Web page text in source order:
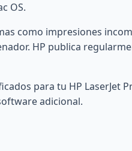
OS.
como impresiones
HP publica
para tu HP LaserJet
adicional.